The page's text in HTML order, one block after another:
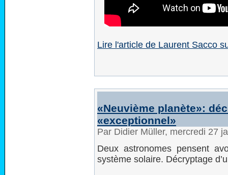
Lire l'article de Laurent Sacco
«Neuvième planète»:
«exceptionnel»
Par Didier Müller, mercredi 27
Deux astronomes pensent
système solaire. Décryptage